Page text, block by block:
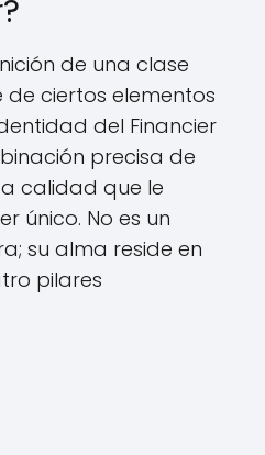
de una clase
ciertos elementos
del Financier
precisa de
calidad que le
único. No es un
su alma reside en
pilares